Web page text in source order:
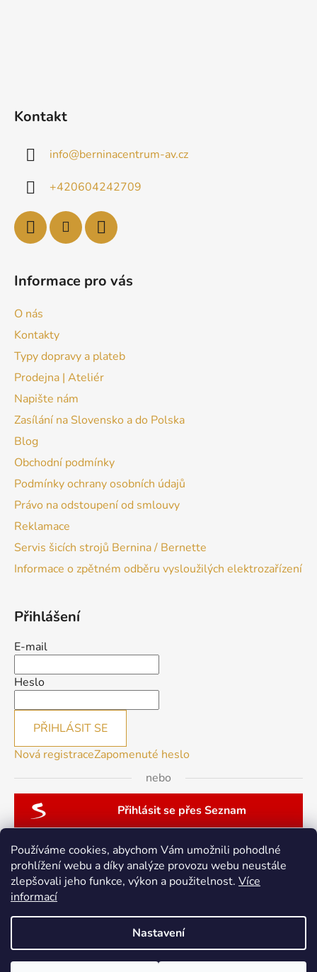
Používáme cookies, abychom Vám umožnili pohodlné
prohlížení webu a díky analýze provozu webu neustále
zlepšovali jeho funkce, výkon a použitelnost. Více
informací
Nastavení
Kontakt
info@berninacentrum-av.cz
+420604242709
Informace pro vás
O nás
Kontakty
Typy dopravy a plateb
Prodejna | Ateliér
Napište nám
Zasílání na Slovensko a do Polska
Blog
Obchodní podmínky
Podmínky ochrany osobních údajů
Právo na odstoupení od smlouvy
Reklamace
Servis šicích strojů Bernina / Bernette
Informace o zpětném odběru vysloužilých elektrozařízení
Přihlášení
E-mail
Heslo
PŘIHLÁSIT SE
Nová registraceZapomenuté heslo
nebo
Přihlásit se přes Seznam
patchwork-aja.cz
Vytvořil Shoptet